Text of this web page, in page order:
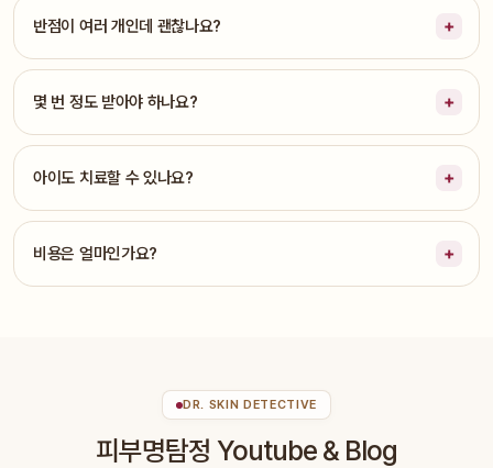
반점이 여러 개인데 괜찮나요?
몇 번 정도 받아야 하나요?
아이도 치료할 수 있나요?
비용은 얼마인가요?
DR. SKIN DETECTIVE
피부명탐정 Youtube & Blog